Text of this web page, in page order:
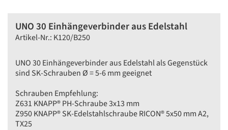
UNO 30 Einhängeverbinder aus Edelstahl
Artikel-Nr.: K120/B250
UNO 30 Einhängeverbinder aus Edelstahl als Gegenstück
sind SK-Schrauben Ø = 5-6 mm geeignet
Schrauben Empfehlung:
Z631 KNAPP® PH-Schraube 3x13 mm
Z950 KNAPP® SK-Edelstahlschraube RICON® 5x50 mm A2,
TX25